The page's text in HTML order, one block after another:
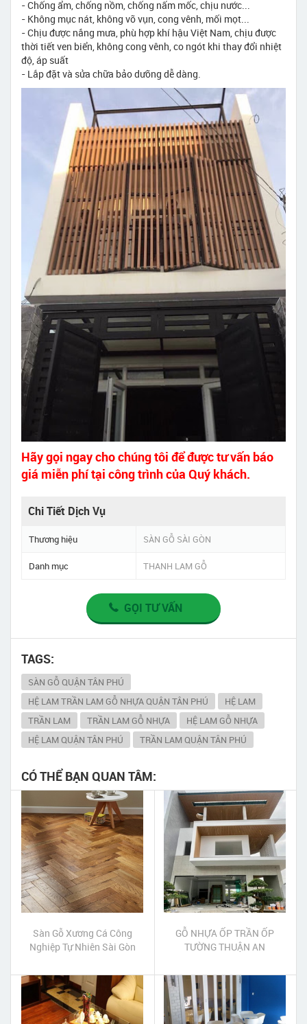
- Chống ẩm, chống nồm, chống nấm mốc, chịu nước...
- Không mục nát, không vỡ vụn, cong vênh, mối mọt...
- Chịu được nắng mưa, phù hợp khí hậu Việt Nam, chịu được
thời tiết ven biển, không cong vênh, co ngót khi thay đổi nhiệt
độ, áp suất
- Lắp đặt và sửa chữa bảo dưỡng dễ dàng.
Hãy gọi ngay cho chúng tôi để được tư vấn báo
giá miễn phí tại công trình của Quý khách.
Chi Tiết Dịch Vụ
Thương hiệu SÀN GỖ SÀI GÒN
Danh mục THANH LAM GỖ
GỌI TƯ VẤN
TAGS:
SÀN GỖ QUẬN TÂN PHÚ
HỆ LAM TRẦN LAM GỖ NHỰA QUẬN TÂN PHÚ
HỆ LAM
TRẦN LAM
TRẦN LAM GỖ NHỰA
HỆ LAM GỖ NHỰA
HỆ LAM QUẬN TÂN PHÚ
TRẦN LAM QUẬN TÂN PHÚ
CÓ THỂ BẠN QUAN TÂM:
Sàn Gỗ Xương Cá Công
Nghiệp Tự Nhiên Sài Gòn
GỖ NHỰA ỐP TRẦN ỐP
TƯỜNG THUẬN AN